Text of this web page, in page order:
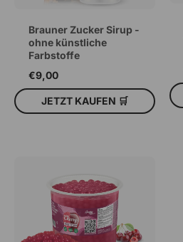
Brauner Zucker Sirup -
ohne künstliche
Farbstoffe
€9,00
JETZT KAUFEN 🛒
IN DEN WARENKORB